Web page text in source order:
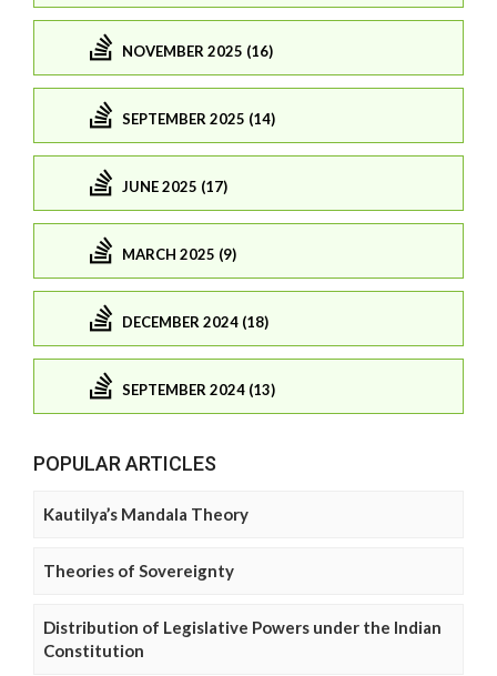
NOVEMBER 2025 (16)
SEPTEMBER 2025 (14)
JUNE 2025 (17)
MARCH 2025 (9)
DECEMBER 2024 (18)
SEPTEMBER 2024 (13)
POPULAR ARTICLES
Kautilya’s Mandala Theory
Theories of Sovereignty
Distribution of Legislative Powers under the Indian
Constitution